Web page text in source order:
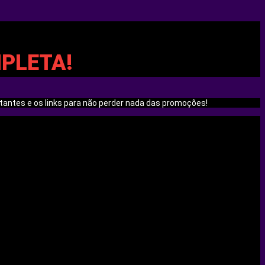
e os links para não perder nada das promoções!